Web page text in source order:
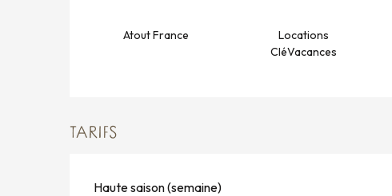
Atout France
Locations
CléVacances
TARIFS
Haute saison (semaine)